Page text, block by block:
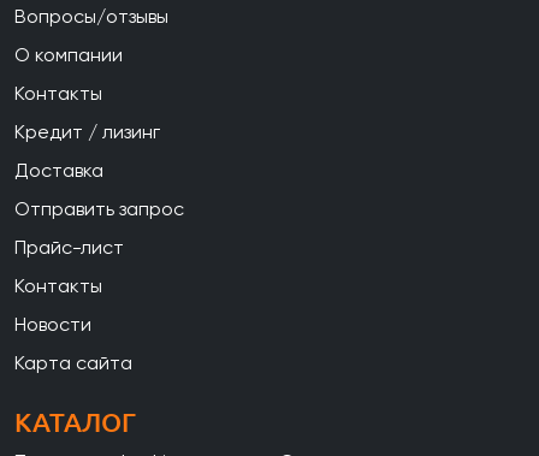
Вопросы/отзывы
О компании
Контакты
Кредит / лизинг
Доставка
Отправить запрос
Прайс-лист
Контакты
Новости
Карта сайта
КАТАЛОГ